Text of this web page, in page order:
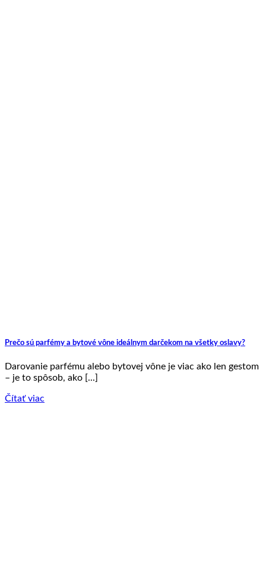
Prečo sú parfémy a bytové vône ideálnym darčekom na všetky oslavy?
Darovanie parfému alebo bytovej vône je viac ako len gestom
– je to spôsob, ako [...]
Čítať viac